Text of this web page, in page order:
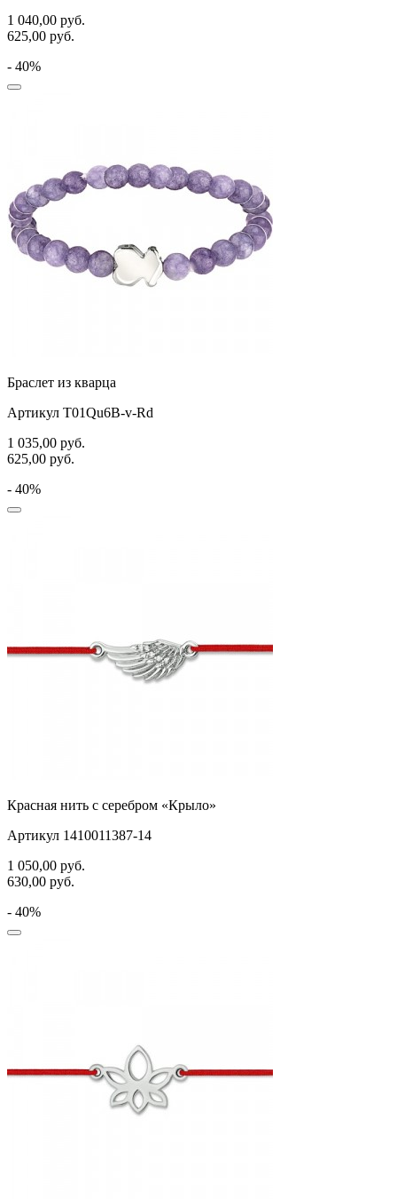
1 040,00 руб.
625,00 руб.
- 40%
Браслет из кварца
Артикул T01Qu6B-v-Rd
1 035,00 руб.
625,00 руб.
- 40%
Красная нить с серебром «Крыло»
Артикул 1410011387-14
1 050,00 руб.
630,00 руб.
- 40%